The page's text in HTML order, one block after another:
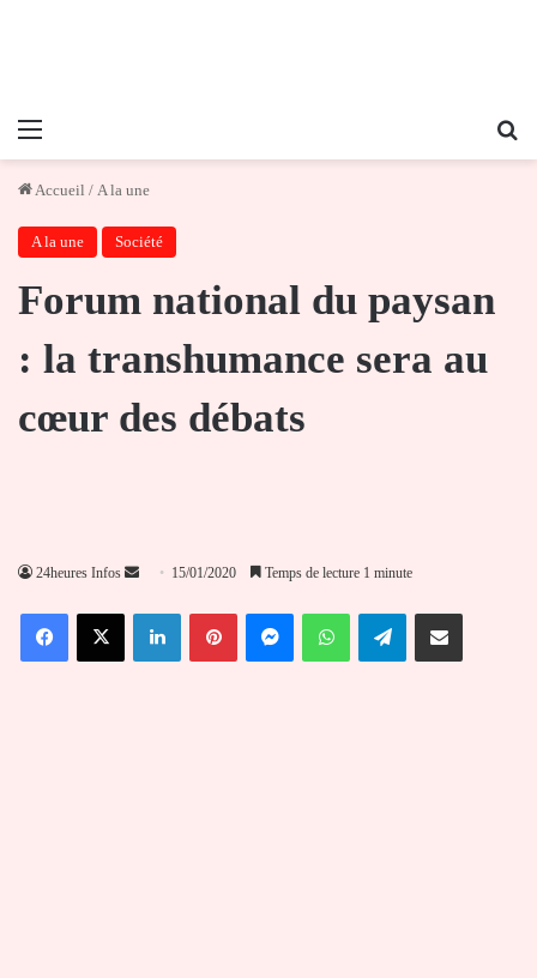
Menu
Accueil / A la une
A la une Société
Forum national du paysan
: la transhumance sera au
cœur des débats
24heures Infos
Envoyer
courriel
15/01/2020 Temps de lecture 1 minute
FacebookX LinkedinPinterestMessengerWhatsAppTelegramPartager par email